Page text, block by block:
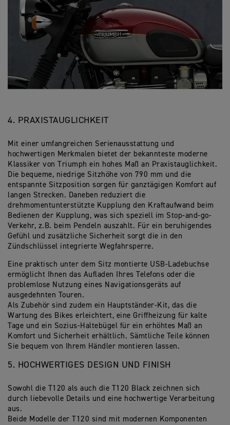
4. PRAXISTAUGLICHKEIT
Mit einer umfangreichen Serienausstattung und
hochwertigen Merkmalen bietet der bekannteste moderne
Klassiker von Triumph ein hohes Maß an Praxistauglichkeit.
Die bequeme, niedrige Sitzhöhe von 790 mm und die
entspannte Sitzposition sorgen für ganztägigen Komfort auf
langen Strecken. Daneben reduziert die
drehmomentunterstützte Kupplung den Kraftaufwand beim
Bedienen der Kupplung, was sich speziell im Stop-and-go-
Verkehr, z.B. beim Pendeln auszahlt. Für ein beruhigendes
Gefühl und zusätzliche Sicherheit sorgt die in den
Zündschlüssel integrierte Wegfahrsperre.
Eine praktisch unter dem Sitz montierte USB-Ladebuchse
ermöglicht Ihnen das Aufladen Ihres Telefons oder die
problemlose Nutzung eines Navigationsgeräts auf
ausgedehnten Touren.
Als Zubehör sind zudem ein Hauptständer-Kit, das die
Wartung des Bikes erleichtert, eine Griffheizung für kalte
Tage und ein Sozius-Haltebügel für ein erhöhtes Maß an
Komfort und Sicherheit erhältlich. Sämtliche Teile können
Sie bequem von Ihrem Händler montieren lassen.
5. HOCHWERTIGES DESIGN UND FINISH
Sowohl die T120 als auch die T120 Black zeichnen sich
durch liebevolle Details und eine hochwertige Verarbeitung
aus.
Beide Modelle der T120 sind mit modernen Komponenten